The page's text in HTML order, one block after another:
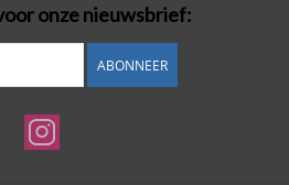
onze nieuwsbrief:
ABONNEER